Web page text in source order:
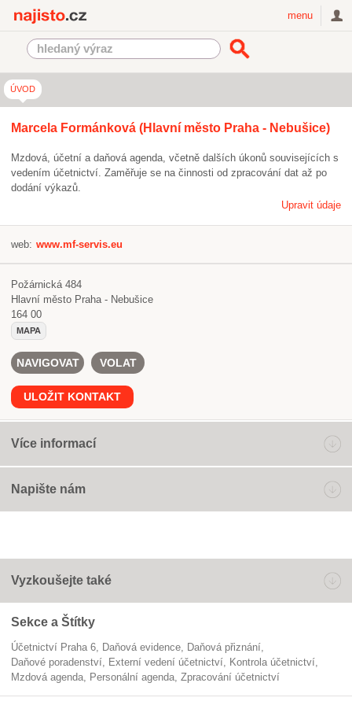
menu
ÚVOD
Marcela Formánková (Hlavní město Praha - Nebušice)
Mzdová, účetní a daňová agenda, včetně dalších úkonů souvisejících s
vedením účetnictví. Zaměřuje se na činnosti od zpracování dat až po
dodání výkazů.
Upravit údaje
web: www.mf-servis.eu
Požárnická 484
Hlavní město Praha - Nebušice
164 00
MAPA
NAVIGOVAT VOLAT
ULOŽIT KONTAKT
Více informací
Napište nám
Vyzkoušejte také
Sekce a Štítky
Účetnictví Praha 6 daňová evidence
daňová přiznání
daňové poradenství
externí vedení účetnictví
kontrola účetnictví
mzdová agenda
personální agenda zpracování účetnictví